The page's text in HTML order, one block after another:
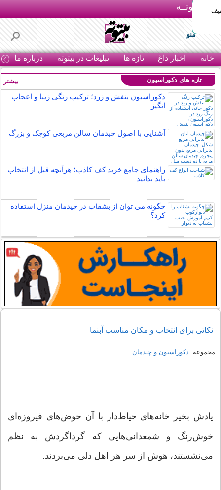
بـیتوتــه
منو
خانه اخبار داغ تازه ها تبلیغات در بیتوته درباره ما
50% تخفیف
تازه های دکوراسیون
دکوراسیون بنفش و زرد؛ ترکیب رنگی زیبا و اعجاب
انگیز
آشنایی با اصول چیدمان سالن مربعی کوچک و بزرگ
راهنمای جامع خرید کف کاذب؛ هرآنچه قبل از انتخاب
باید بدانید
چگونه می توان از بشقاب در چیدمان منزل استفاده
کرد؟
بیشتر
نکاتی برای انتخاب و مکان مناسب آبنما
مجموعه: دکوراسیون و چیدمان
یادش بخیر خانه‌های حیاط‌دار با آن حوض‌های فیروزه‌ای
خوش‌رنگ و شمعدانی‌هایی كه گرداگردش به نظم
می‌نشستند، هوش از سر هر اهل دلی می‌بردند.